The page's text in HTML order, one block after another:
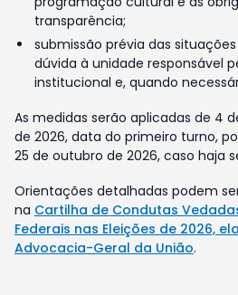
transparência;
submissão prévia das
dúvida à unidade responsável
institucional e, quando
As medidas serão aplicadas de 4
de 2026, data do primeiro turno,
25 de outubro de 2026, caso haja
Orientações detalhadas podem
na Cartilha de Condutas
Federais nas Eleições de 2026,
Advocacia-Geral da União.